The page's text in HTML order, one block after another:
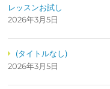
レッスンお試し
2026年3月5日
(タイトルなし)
2026年3月5日